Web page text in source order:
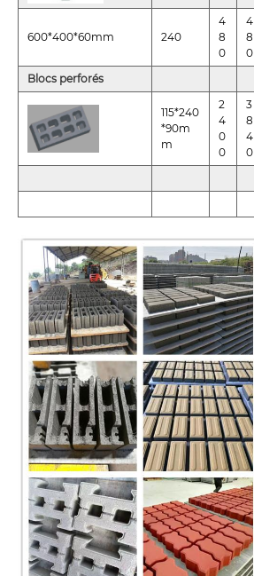
600*400*60mm 240
4
8
0
4
8
0
Blocs perforés
115*240
*90m
m
2
4
0
0
3
8
4
0